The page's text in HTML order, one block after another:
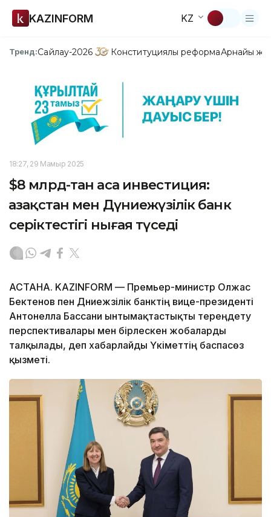
KAZINFORM KZ
Тренд:Сайлау-2026 Конституциялық реформаАрнайы
18:27, 29 Мамыр 2025
$8 млрд-тан аса инвестиция:
Қазақстан мен Дүниежүзілік банк
серіктестігі нығая түседі
АСТАНА. KAZINFORM — Премьер-министр Олжас
Бектенов пен Дүниежүзілік банктің вице-президенті
Антонелла Бассани ынтымақтастықты тереңдету
перспективалары мен бірлескен жобаларды
талқылады, деп хабарлайды Үкіметтің баспасөз
қызметі.